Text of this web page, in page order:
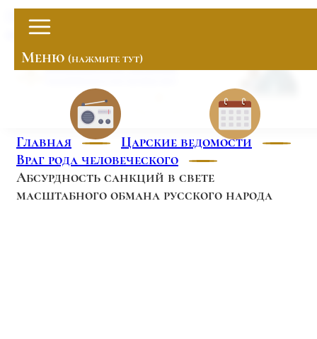
нижнему колонтитулу
Проснитесь, братия!
Закончилось 100-летнее иго
Главная
Царские ведомости
Враг рода человеческого
Абсурдность санкций в свете
масштабного обмана русского народа
Меню (нажмите тут)
ЗАКРЫТЬ